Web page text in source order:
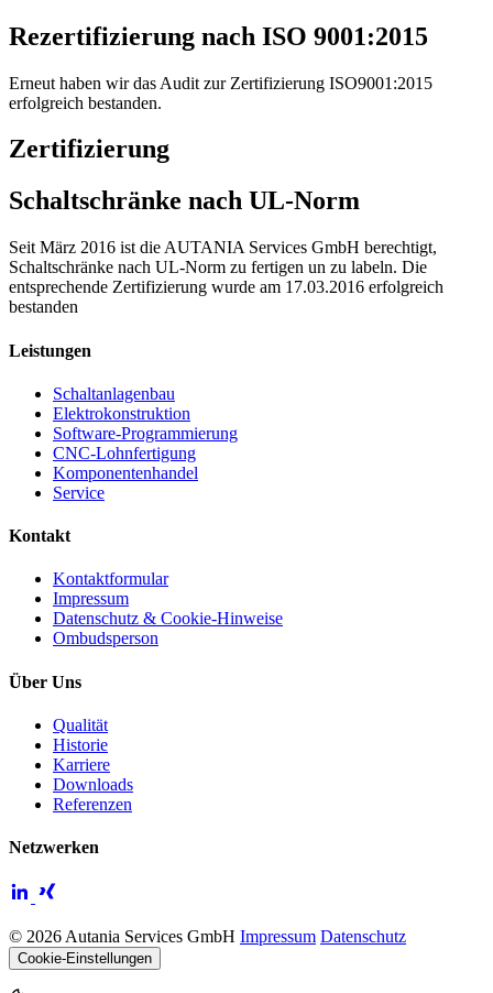
Rezertifizierung nach ISO 9001:2015
Erneut haben wir das Audit zur Zertifizierung ISO9001:2015
erfolgreich bestanden.
Zertifizierung
Schaltschränke nach UL-Norm
Seit März 2016 ist die AUTANIA Services GmbH berechtigt,
Schaltschränke nach UL-Norm zu fertigen un zu labeln. Die
entsprechende Zertifizierung wurde am 17.03.2016 erfolgreich
bestanden
Leistungen
Schaltanlagenbau
Elektrokonstruktion
Software-Programmierung
CNC-Lohnfertigung
Komponentenhandel
Service
Kontakt
Kontaktformular
Impressum
Datenschutz & Cookie-Hinweise
Ombudsperson
Über Uns
Qualität
Historie
Karriere
Downloads
Referenzen
Netzwerken
© 2026 Autania Services GmbH Impressum Datenschutz
Cookie-Einstellungen